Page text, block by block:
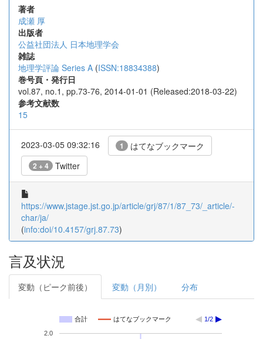
著者
成瀬 厚
出版者
公益社団法人 日本地理学会
雑誌
地理学評論 Series A (ISSN:18834388)
巻号頁・発行日
vol.87, no.1, pp.73-76, 2014-01-01 (Released:2018-03-22)
参考文献数
15
2023-03-05 09:32:16 1 はてなブックマーク
2 + 4 Twitter
https://www.jstage.jst.go.jp/article/grj/87/1/87_73/_article/-
char/ja/
(info:doi/10.4157/grj.87.73)
言及状況
変動（ピーク前後） 変動（月別） 分布
合計 はてなブックマーク 1/2
2.0